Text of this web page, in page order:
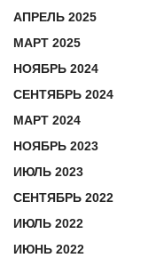
АПРЕЛЬ 2025
МАРТ 2025
НОЯБРЬ 2024
СЕНТЯБРЬ 2024
МАРТ 2024
НОЯБРЬ 2023
ИЮЛЬ 2023
СЕНТЯБРЬ 2022
ИЮЛЬ 2022
ИЮНЬ 2022